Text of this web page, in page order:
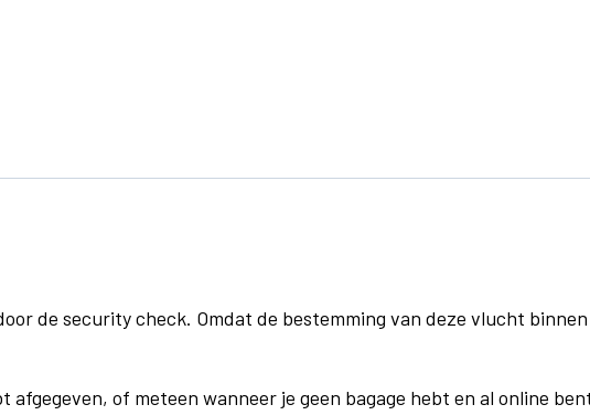
de security check. Omdat de bestemming van deze vlucht
of meteen wanneer je geen bagage hebt en al online